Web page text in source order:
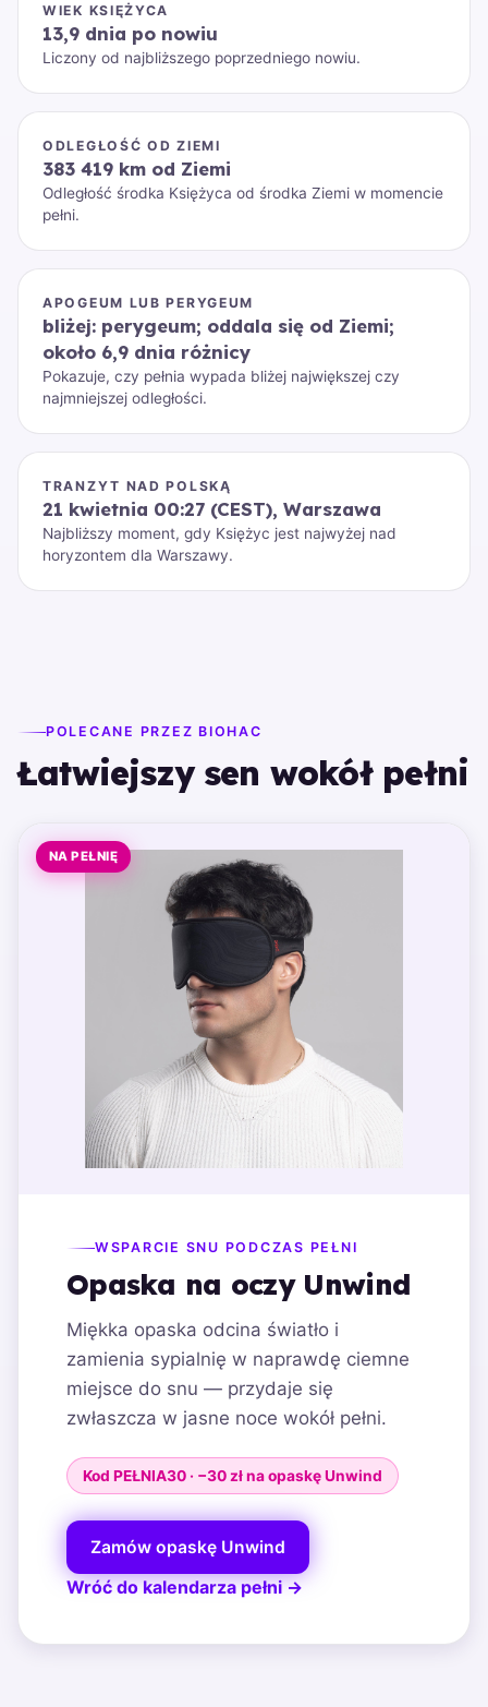
WIEK KSIĘŻYCA
13,9 dnia po nowiu
Liczony od najbliższego poprzedniego nowiu.
ODLEGŁOŚĆ OD ZIEMI
383 419 km od Ziemi
Odległość środka Księżyca od środka Ziemi w momencie
pełni.
APOGEUM LUB PERYGEUM
bliżej: perygeum; oddala się od Ziemi;
około 6,9 dnia różnicy
Pokazuje, czy pełnia wypada bliżej największej czy
najmniejszej odległości.
TRANZYT NAD POLSKĄ
21 kwietnia 00:27 (CEST), Warszawa
Najbliższy moment, gdy Księżyc jest najwyżej nad
horyzontem dla Warszawy.
POLECANE PRZEZ BIOHAC
Łatwiejszy sen wokół pełni
NA PEŁNIĘ
WSPARCIE SNU PODCZAS PEŁNI
Opaska na oczy Unwind
Miękka opaska odcina światło i
zamienia sypialnię w naprawdę ciemne
miejsce do snu — przydaje się
zwłaszcza w jasne noce wokół pełni.
Kod PEŁNIA30 · −30 zł na opaskę Unwind
Zamów opaskę Unwind
Wróć do kalendarza pełni →